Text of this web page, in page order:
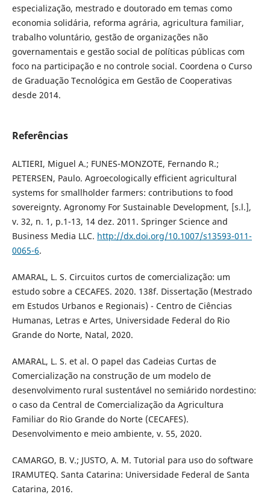
especialização, mestrado e doutorado em temas como
economia solidária, reforma agrária, agricultura familiar,
trabalho voluntário, gestão de organizações não
governamentais e gestão social de políticas públicas com
foco na participação e no controle social. Coordena o Curso
de Graduação Tecnológica em Gestão de Cooperativas
desde 2014.
Referências
ALTIERI, Miguel A.; FUNES-MONZOTE, Fernando R.;
PETERSEN, Paulo. Agroecologically efficient agricultural
systems for smallholder farmers: contributions to food
sovereignty. Agronomy For Sustainable Development, [s.l.],
v. 32, n. 1, p.1-13, 14 dez. 2011. Springer Science and
Business Media LLC. http://dx.doi.org/10.1007/s13593-011-
0065-6.
AMARAL, L. S. Circuitos curtos de comercialização: um
estudo sobre a CECAFES. 2020. 138f. Dissertação (Mestrado
em Estudos Urbanos e Regionais) - Centro de Ciências
Humanas, Letras e Artes, Universidade Federal do Rio
Grande do Norte, Natal, 2020.
AMARAL, L. S. et al. O papel das Cadeias Curtas de
Comercialização na construção de um modelo de
desenvolvimento rural sustentável no semiárido nordestino:
o caso da Central de Comercialização da Agricultura
Familiar do Rio Grande do Norte (CECAFES).
Desenvolvimento e meio ambiente, v. 55, 2020.
CAMARGO, B. V.; JUSTO, A. M. Tutorial para uso do software
IRAMUTEQ. Santa Catarina: Universidade Federal de Santa
Catarina, 2016.